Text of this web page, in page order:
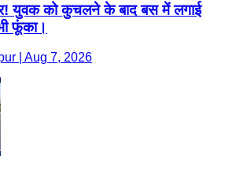
युवक को कुचलने के बाद बस में लगाई
फूंका।
| Aug 7, 2026